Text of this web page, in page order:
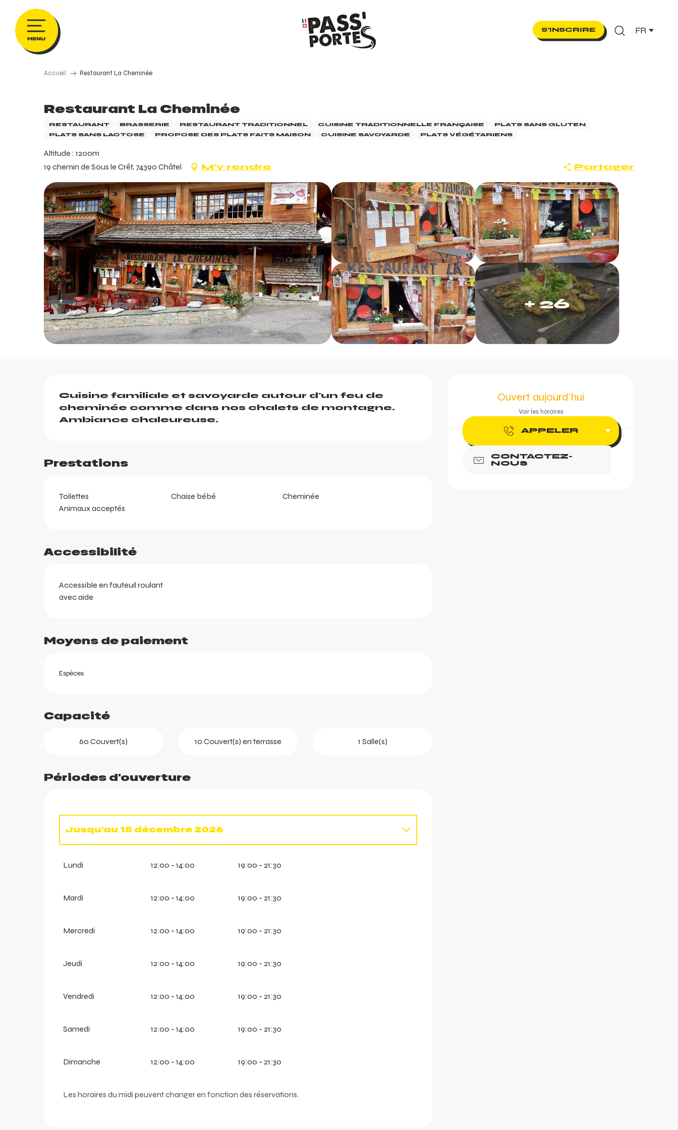
contenu
principal
S’INSCRIRE FR
Accueil Restaurant La Cheminée
Restaurant La Cheminée
RESTAURANT BRASSERIE RESTAURANT TRADITIONNEL CUISINE TRADITIONNELLE FRANÇAISE
PLATS SANS GLUTEN
PLATS SANS LACTOSE
PROPOSE DES PLATS FAITS MAISON CUISINE SAVOYARDE PLATS VÉGÉTARIENS
Altitude : 1200m
19 chemin de Sous le Crêt, 74390 Châtel
M'y rendre Partager
+ 26
Ouvert aujourd'hui
Voir les horaires
APPELER
CONTACTEZ-
NOUS
Cuisine familiale et savoyarde autour d'un feu de
cheminée comme dans nos chalets de montagne.
Ambiance chaleureuse.
Prestations
Toilettes Chaise bébé
Cheminée
Animaux acceptés
Accessibilité
Accessible en fauteuil roulant
avec aide
Moyens de paiement
Espèces
Capacité
60 Couvert(s) 10 Couvert(s) en terrasse 1 Salle(s)
Périodes d'ouverture
Jusqu'au 15 décembre 2026
Lundi 12:00 - 14:00 19:00 - 21:30
Mardi 12:00 - 14:00 19:00 - 21:30
Mercredi 12:00 - 14:00 19:00 - 21:30
Jeudi 12:00 - 14:00 19:00 - 21:30
Vendredi 12:00 - 14:00 19:00 - 21:30
Samedi 12:00 - 14:00 19:00 - 21:30
Dimanche 12:00 - 14:00 19:00 - 21:30
Les horaires du midi peuvent changer en fonction des réservations.